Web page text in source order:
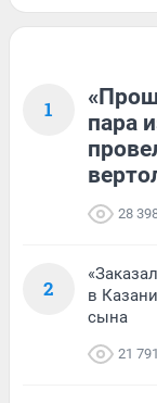
1
пара
28
2
в
сына
21 791